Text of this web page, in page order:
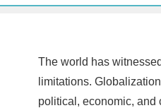
The world has
limitations.
political, economic, and